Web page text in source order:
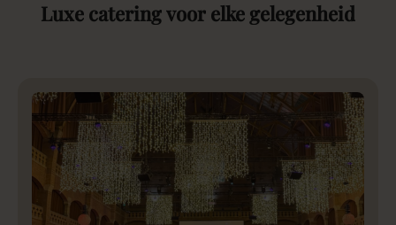
Luxe cateringvoor elke gelegenheid